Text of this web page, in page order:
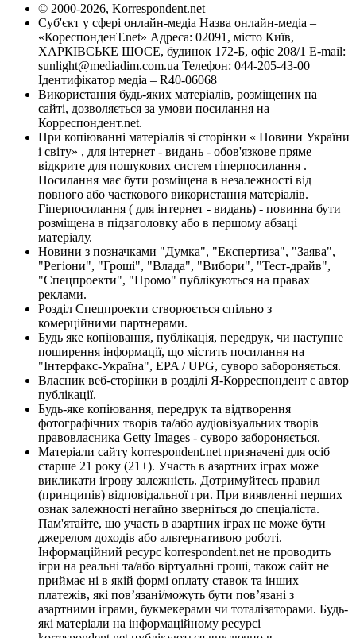
© 2000-2026, Korrespondent.net
Суб'єкт у сфері онлайн-медіа Назва онлайн-медіа –
«КореспонденТ.net» Адреса: 02091, місто Київ,
ХАРКІВСЬКЕ ШОСЕ, будинок 172-Б, офіс 208/1 E-mail:
sunlight@mediadim.com.ua Телефон: 044-205-43-00
Ідентифікатор медіа – R40-06068
Використання будь-яких матеріалів, розміщених на
сайті, дозволяється за умови посилання на
Корреспондент.net.
При копіюванні матеріалів зі сторінки « Новини України
і світу» , для інтернет - видань - обов'язкове пряме
відкрите для пошукових систем гіперпосилання .
Посилання має бути розміщена в незалежності від
повного або часткового використання матеріалів.
Гіперпосилання ( для інтернет - видань) - повинна бути
розміщена в підзаголовку або в першому абзаці
матеріалу.
Новини з позначками "Думка", "Експертиза", "Заява",
"Регіони", "Гроші", "Влада", "Вибори", "Тест-драйв",
"Спецпроекти", "Промо" публікуються на правах
реклами.
Розділ Спецпроекти створюється спільно з
комерційними партнерами.
Будь яке копіювання, публікація, передрук, чи наступне
поширення інформації, що містить посилання на
"Інтерфакс-Україна", EPA / UPG, суворо забороняється.
Власник веб-сторінки в розділі Я-Корреспондент є автор
публікації.
Будь-яке копіювання, передрук та відтворення
фотографічних творів та/або аудіовізуальних творів
правовласника Getty Images - суворо забороняється.
Матеріали сайту korrespondent.net призначені для осіб
старше 21 року (21+). Участь в азартних іграх може
викликати ігрову залежність. Дотримуйтесь правил
(принципів) відповідальної гри. При виявленні перших
ознак залежності негайно зверніться до спеціаліста.
Пам'ятайте, що участь в азартних іграх не може бути
джерелом доходів або альтернативою роботі.
Інформаційний ресурс korrespondent.net не проводить
ігри на реальні та/або віртуальні гроші, також сайт не
приймає ні в якій формі оплату ставок та інших
платежів, які пов’язані/можуть бути пов’язані з
азартними іграми, букмекерами чи тоталізаторами. Будь-
які матеріали на інформаційному ресурсі